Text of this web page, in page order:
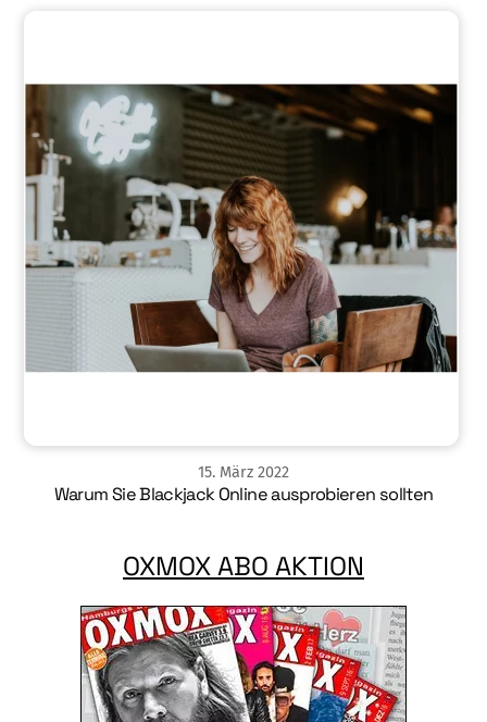
15. März 2022
Warum Sie Blackjack Online ausprobieren sollten
OXMOX ABO AKTION